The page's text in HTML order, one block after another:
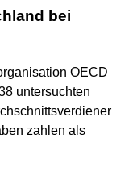
bei
OECD
untersuchten
zahlen als